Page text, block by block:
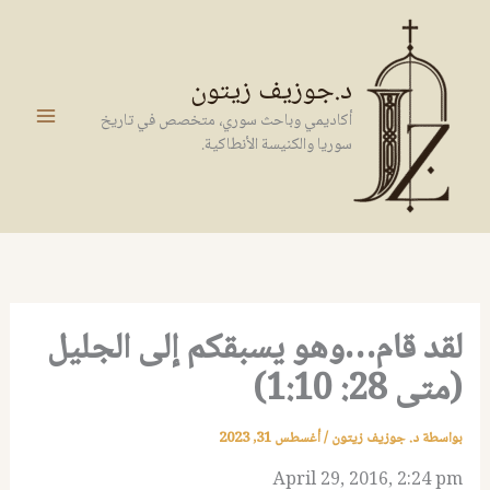
المحتوى
د.جوزيف زيتون
أكاديمي وباحث سوري، متخصص في تاريخ
سوريا والكنيسة الأنطاكية.
لقد قام…وهو يسبقكم إلى الجليل
(متى 28: 1:10)
بواسطةد. جوزيف زيتون/أغسطس 31, 2023
April 29, 2016, 2:24 pm